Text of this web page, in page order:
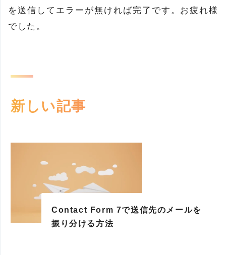
を送信してエラーが無ければ完了です。お疲れ様
でした。
新しい記事
Contact Form 7で送信先のメールを
振り分ける方法